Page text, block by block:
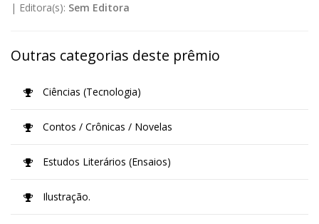
| Editora(s): Sem Editora
Outras categorias deste prêmio
Ciências (Tecnologia)
Contos / Crônicas / Novelas
Estudos Literários (Ensaios)
Ilustração.